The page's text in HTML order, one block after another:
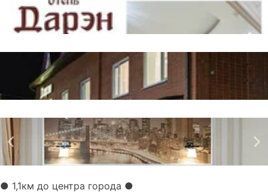
● 1,1км до центра города ●